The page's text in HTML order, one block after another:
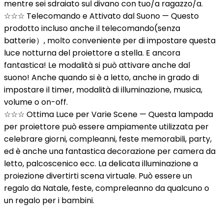
mentre sei sdraiato sul divano con tuo/a ragazzo/a.
☆☆☆ Telecomando e Attivato dal Suono — Questo
prodotto incluso anche il telecomando(senza
batterie）, molto conveniente per di impostare questa
luce notturna del proiettore a stella. E ancora
fantastica! Le modalità si può attivare anche dal
suono! Anche quando si è a letto, anche in grado di
impostare il timer, modalità di illuminazione, musica,
volume o on-off.
☆☆☆ Ottima Luce per Varie Scene — Questa lampada
per proiettore può essere ampiamente utilizzata per
celebrare giorni, compleanni, feste memorabili, party,
ed è anche una fantastica decorazione per camera da
letto, palcoscenico ecc. La delicata illuminazione a
proiezione divertirti scena virtuale. Può essere un
regalo da Natale, feste, compreleanno da qualcuno o
un regalo per i bambini.